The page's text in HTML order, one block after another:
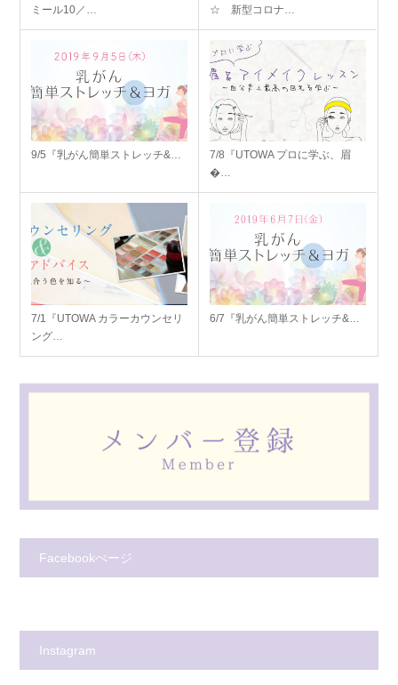
ミール10／…
☆ 新型コロナ…
9/5『乳がん簡単ストレッチ&…
7/8『UTOWA プロに学ぶ、眉
�…
7/1『UTOWA カラーカウンセリ
ング…
6/7『乳がん簡単ストレッチ&…
Facebookぺージ
Instagram